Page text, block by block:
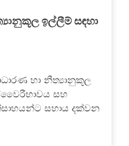
ඉල්ලීම් සඳහා
හා නීත්‍යානුකූල
සහ
සහාය දක්වන